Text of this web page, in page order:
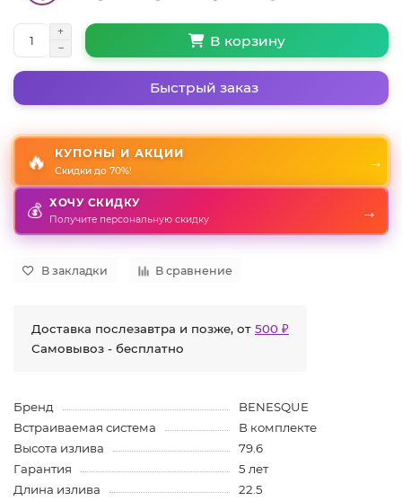
В корзину
Быстрый заказ
🔥 КУПОНЫ И АКЦИИ
Скидки до 70%!
→
💰 ХОЧУ СКИДКУ
Получите персональную скидку →
В закладки В сравнение
Доставка послезавтра и позже, от 500 ₽
Самовывоз - бесплатно
Бренд
BENESQUE
Встраиваемая система
В комплекте
Высота излива
79.6
Гарантия
5 лет
Длина излива
22.5